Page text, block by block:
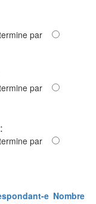
par
par
par
e Nombre